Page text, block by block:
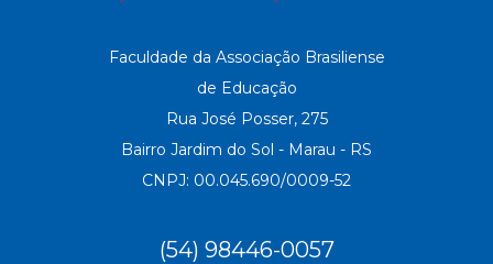
Faculdade da Associação Brasiliense
de Educação
Rua José Posser, 275
Bairro Jardim do Sol - Marau - RS
CNPJ: 00.045.690/0009-52
(54) 98446-0057